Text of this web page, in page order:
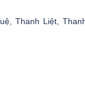
Thanh Liệt,